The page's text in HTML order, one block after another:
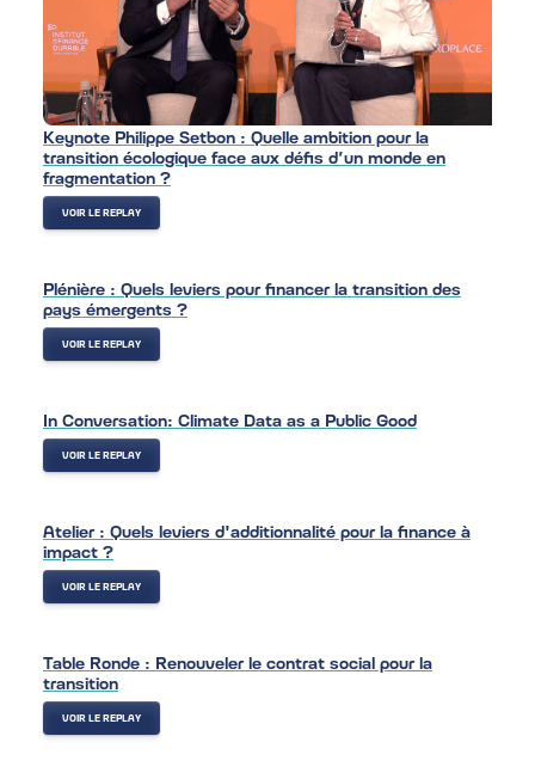
Keynote Philippe Setbon : Quelle ambition pour la
transition écologique face aux défis d’un monde en
fragmentation ?
VOIR LE REPLAY
Plénière : Quels leviers pour financer la transition des
pays émergents ?
VOIR LE REPLAY
In Conversation: Climate Data as a Public Good
VOIR LE REPLAY
Atelier : Quels leviers d'additionnalité pour la finance à
impact ?
VOIR LE REPLAY
Table Ronde : Renouveler le contrat social pour la
transition
VOIR LE REPLAY